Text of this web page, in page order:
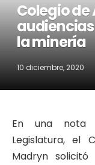
Colegio
la minería
10 diciembre, 2020
En una nota
Legislatura, el
Madryn